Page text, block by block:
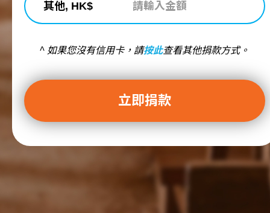
其他, HK$
^ 如果您沒有信用卡，請按此查看其他捐款方式。
立即捐款